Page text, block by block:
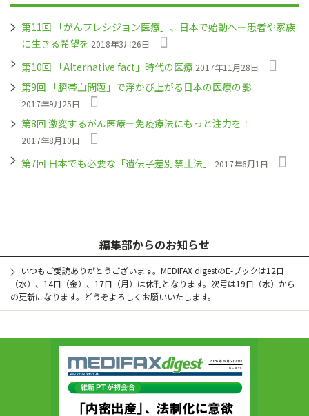
第11回 「がんプレシジョン医療」、日本で始動へ―患者や家族
に生きる希望を 2018年3月26日
第10回 「Alternative fact」時代の医療 2017年11月28日
第9回 「臍帯血問題」で浮かび上がる日本の医療の影
2017年9月25日
第8回 激変するがん医療―免疫療法にもっと注力を！
2017年8月10日
第7回 日本でも必要な「遺伝子差別禁止法」 2017年6月1日
編集部からのお知らせ
いつもご愛読ありがとうございます。MEDIFAX digestのE-ブックは12日
（水）、14日（金）、17日（月）は休刊となります。次号は19日（水）から
の更新になります。どうぞよろしくお願いいたします。